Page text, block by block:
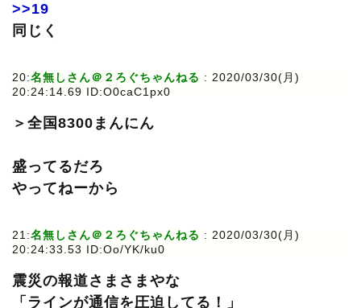
>>19
同じく
20:名無しさん＠２ろぐちゃんねる : 2020/03/30(月)
20:24:14.69 ID:O0caC1px0
＞全国8300まんにん
盛ってるだろ
やってねーから
21:名無しさん＠２ろぐちゃんねる : 2020/03/30(月)
20:24:33.53 ID:Oo/YK/ku0
震災の報道さまさまやな
「ラインが通信を圧迫してる！」